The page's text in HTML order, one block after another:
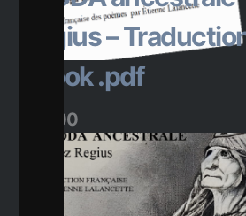
Regius –
ebook .pdf
20.00